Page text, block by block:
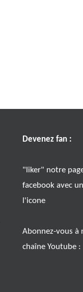
Devenez fan :
"liker" notre
facebook avec
l'icone
Abonnez-vous à
chaîne Youtube :